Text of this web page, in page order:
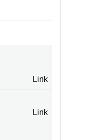
Link
Link